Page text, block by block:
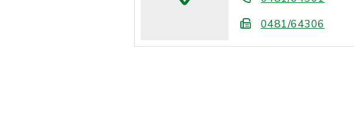
0481/64306